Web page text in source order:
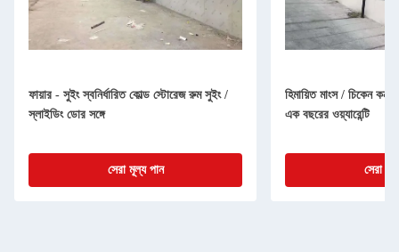
ফায়ার - সুইং স্বনির্ধারিত কোল্ড স্টোরেজ রুম সুইং /
স্লাইডিং ডোর সঙ্গে
সেরা মূল্য পান
হিমায়িত মাংস / চিকেন
এক বছরের ওয়্যারেন্টি
সেরা